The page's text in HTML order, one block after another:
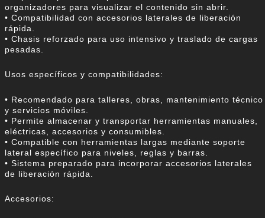
organizadores para visualizar el contenido sin abrir.
• Compatibilidad con accesorios laterales de liberación
rápida.
• Chasis reforzado para uso intensivo y traslado de cargas
pesadas.
Usos específicos y compatibilidades:
• Recomendado para talleres, obras, mantenimiento técnico
y servicios móviles.
• Permite almacenar y transportar herramientas manuales,
eléctricas, accesorios y consumibles.
• Compatible con herramientas largas mediante soporte
lateral específico para niveles, reglas y barras.
• Sistema preparado para incorporar accesorios laterales
de liberación rápida.
Accesorios: